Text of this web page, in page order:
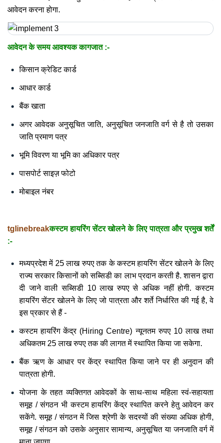
आवेदन करना होगा.
आवेदन के समय आवश्यक कागजात :-
किसान क्रेडिट कार्ड
आधार कार्ड
बैंक खाता
अगर आवेदक अनुसूचित जाति, अनुसूचित जनजाति वर्ग से है तो उसका
जाति प्रमाण पत्र
भूमि विवरण या भूमि का अधिकार पत्र
पासपोर्ट साइज़ फोटो
मोबाइल नंबर
tglinebreakकस्टम हायरिंग सेंटर खोलने के लिए पात्रता और प्रमुख शर्तें
:-
मध्यप्रदेश में 25 लाख रुपए तक के कस्टम हायरिंग सेंटर खोलने के लिए
राज्य सरकार किसानों को सब्सिडी का लाभ प्रदान करती है. शासन द्वारा
दी जाने वाली सब्सिडी 10 लाख रुपए से अधिक नहीं होगी. कस्टम
हायरिंग सेंटर खोलने के लिए जो पात्रता और शर्ते निर्धारित की गई है, वे
इस प्रकार से हैं -
कस्टम हायरिंग केंद्र (Hiring Centre) न्यूनतम रुपए 10 लाख तथा
अधिकतम 25 लाख रुपए तक की लागत में स्थापित किया जा सकेगा.
बैंक ऋण के आधार पर केंद्र स्थापित किया जाने पर ही अनुदान की
पात्रता होगी.
योजना के तहत व्यक्तिगत आवेदकों के साथ-साथ महिला स्वं-सहायता
समूह / संगठन भी कस्टम हायरिंग केंद्र स्थापित करने हेतु आवेदन कर
सकेंगे. समूह / संगठन में जिस श्रेणी के सदस्यों की संख्या अधिक होगी,
समूह / संगठन को उसके अनुसार सामान्य, अनुसूचित या जनजाति वर्ग में